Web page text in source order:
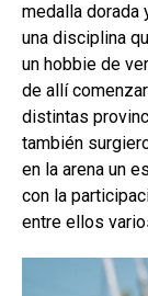
medalla dorada
una disciplina
un hobbie de
de allí
distintas
también
en la arena un
con la
entre ellos